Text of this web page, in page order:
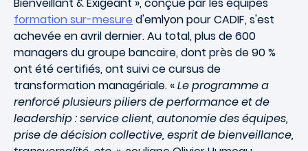
formation sur-mesure d'emlyonpour CADIF, s'est
achevée en avril dernier. Au total, plus de 600
managers du groupe bancaire, dont près de 90 %
ont été certifiés, ont suivi ce cursus de
transformation managériale. «Le programme a
renforcé plusieurs piliers de performance et de
leadership : service client, autonomie des équipes,
prise de décision collective, esprit de bienveillance,